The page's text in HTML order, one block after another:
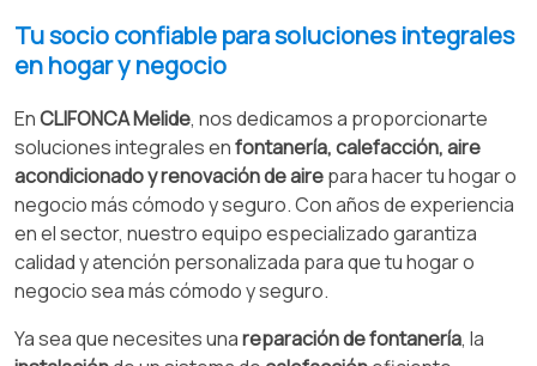
Tu socio confiable para soluciones integrales
en hogar y negocio
EnCLIFONCA Melide, nos dedicamos a proporcionarte
soluciones integrales enfontanería, calefacción, aire
acondicionado y renovación de airepara hacer tu hogar o
negocio más cómodo y seguro. Con años de experiencia
en el sector, nuestro equipo especializado garantiza
calidad y atención personalizada para que tu hogar o
negocio sea más cómodo y seguro.
Ya sea que necesites unareparación de fontanería, la